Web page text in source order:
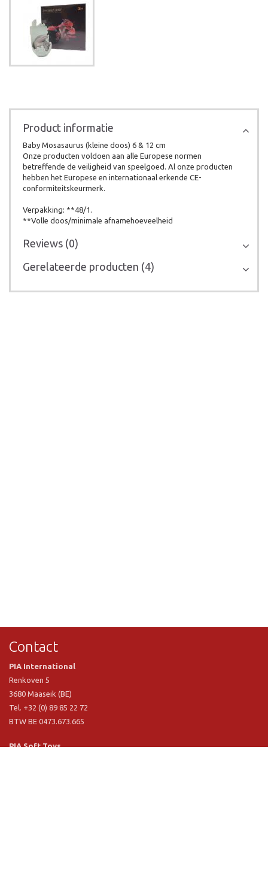
Product informatie
Baby Mosasaurus (kleine doos) 6 & 12 cm
Onze producten voldoen aan alle Europese normen
betreffende de veiligheid van speelgoed. Al onze producten
hebben het Europese en internationaal erkende CE-
conformiteitskeurmerk.
Verpakking: **48/1.
**Volle doos/minimale afnamehoeveelheid
Reviews (0)
Gerelateerde producten (4)
Contact
PIA International
Renkoven 5
3680 Maaseik (BE)
Tel. +32 (0) 89 85 22 72
BTW BE 0473.673.665
PIA Soft Toys